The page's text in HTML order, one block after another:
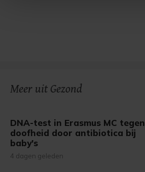
Meer uit Gezond
DNA-test in Erasmus MC tegen
doofheid door antibiotica bij
baby's
4 dagen geleden